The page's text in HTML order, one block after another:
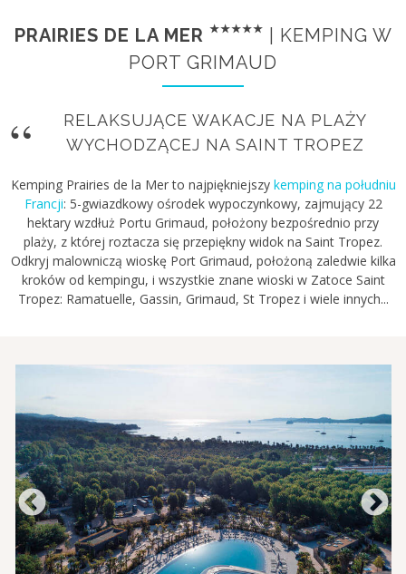
PRAIRIES DE LA MER
| KEMPING W
PORT GRIMAUD
RELAKSUJĄCE WAKACJE NA PLAŻY
WYCHODZĄCEJ NA SAINT TROPEZ
Kemping Prairies de la Mer to najpiękniejszy kemping na południu
Francji: 5-gwiazdkowy ośrodek wypoczynkowy, zajmujący 22
hektary wzdłuż Portu Grimaud, położony bezpośrednio przy
plaży, z której roztacza się przepiękny widok na Saint Tropez.
Odkryj malowniczą wioskę Port Grimaud, położoną zaledwie kilka
kroków od kempingu, i wszystkie znane wioski w Zatoce Saint
Tropez: Ramatuelle, Gassin, Grimaud, St Tropez i wiele innych...